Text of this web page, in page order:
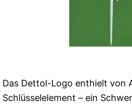
Das Dettol-Logo enthielt von
Schlüsselelement – ein